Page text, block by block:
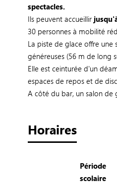
spectacles.
Ils peuvent accueillir
30 personnes à mobilité
La piste de glace offre une
généreuses (56 m de long
Elle est ceinturée d'un
espaces de repos et de
A côté du bar, un salon de
Horaires
Période
scolaire